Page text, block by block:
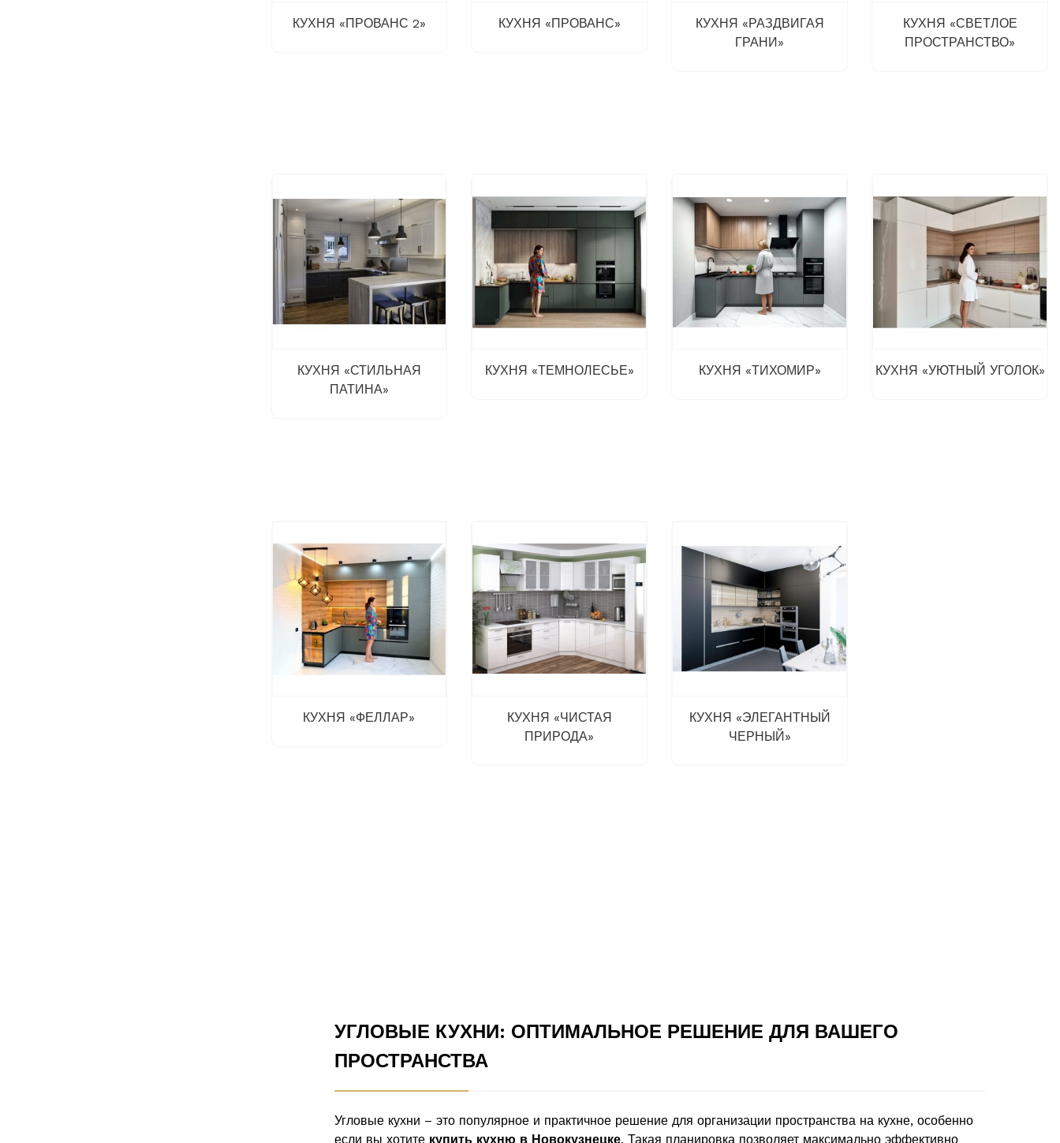
КУХНЯ «ПРОВАНС 2» КУХНЯ «ПРОВАНС»
КУХНЯ «РАЗДВИГАЯ
ГРАНИ»
КУХНЯ «СВЕТЛОЕ
ПРОСТРАНСТВО»
КУХНЯ «СТИЛЬНАЯ
ПАТИНА»
КУХНЯ «ТЕМНОЛЕСЬЕ» КУХНЯ «ТИХОМИР» КУХНЯ «УЮТНЫЙ УГОЛОК»
КУХНЯ «ФЕЛЛАР»
КУХНЯ «ЧИСТАЯ
ПРИРОДА»
КУХНЯ «ЭЛЕГАНТНЫЙ
ЧЕРНЫЙ»
УГЛОВЫЕ КУХНИ: ОПТИМАЛЬНОЕ РЕШЕНИЕ ДЛЯ ВАШЕГО
ПРОСТРАНСТВА
Угловые кухни – это популярное и практичное решение для организации пространства на кухне, особенно
если вы хотите купить кухню в Новокузнецке. Такая планировка позволяет максимально эффективно